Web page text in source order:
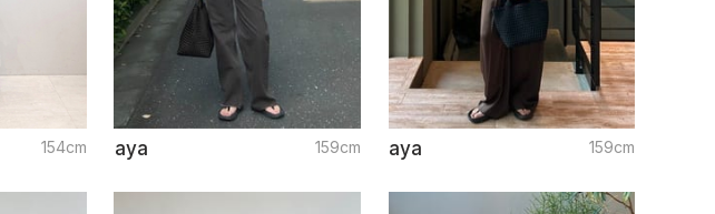
154cm aya 159cm aya 159cm